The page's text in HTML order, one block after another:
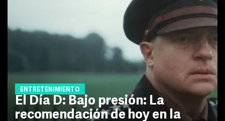
ENTRETENIMIENTO
El Día D: Bajo presión: La
recomendación de hoy en la